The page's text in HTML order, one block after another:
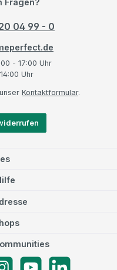
Fragen?
04 99 - 0
- 17:00 Uhr
Uhr
Kontaktformular.